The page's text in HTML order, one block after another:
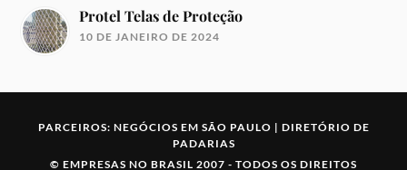
Protel Telas de Proteção
10 DE JANEIRO DE 2024
PARCEIROS: NEGÓCIOS EM SÃO PAULO | DIRETÓRIO DE
PADARIAS
© EMPRESAS NO BRASIL 2007 - TODOS OS DIREITOS